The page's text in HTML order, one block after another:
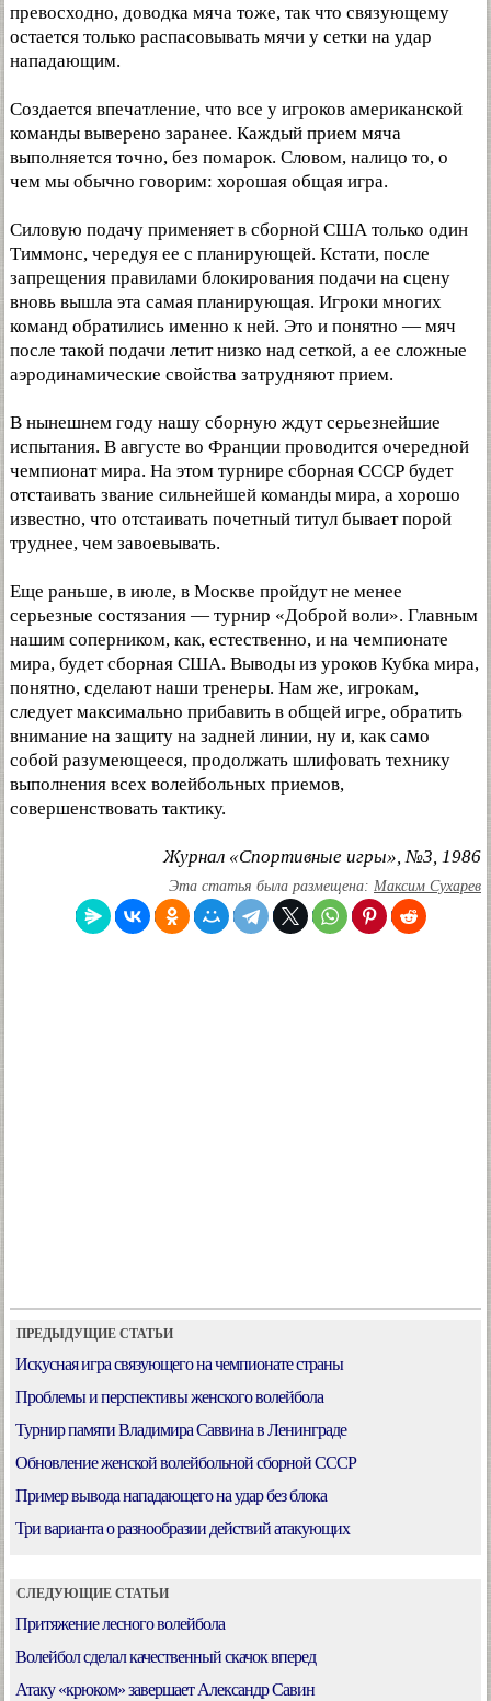
превосходно, доводка мяча тоже, так что связующему
остается только распасовывать мячи у сетки на удар
нападающим.
Создается впечатление, что все у игроков американской
команды выверено заранее. Каждый прием мяча
выполняется точно, без помарок. Словом, налицо то, о
чем мы обычно говорим: хорошая общая игра.
Силовую подачу применяет в сборной США только один
Тиммонс, чередуя ее с планирующей. Кстати, после
запрещения правилами блокирования подачи на сцену
вновь вышла эта самая планирующая. Игроки многих
команд обратились именно к ней. Это и понятно — мяч
после такой подачи летит низко над сеткой, а ее сложные
аэродинамические свойства затрудняют прием.
В нынешнем году нашу сборную ждут серьезнейшие
испытания. В августе во Франции проводится очередной
чемпионат мира. На этом турнире сборная СССР будет
отстаивать звание сильнейшей команды мира, а хорошо
известно, что отстаивать почетный титул бывает порой
труднее, чем завоевывать.
Еще раньше, в июле, в Москве пройдут не менее
серьезные состязания — турнир «Доброй воли». Главным
нашим соперником, как, естественно, и на чемпионате
мира, будет сборная США. Выводы из уроков Кубка мира,
понятно, сделают наши тренеры. Нам же, игрокам,
следует максимально прибавить в общей игре, обратить
внимание на защиту на задней линии, ну и, как само
собой разумеющееся, продолжать шлифовать технику
выполнения всех волейбольных приемов,
совершенствовать тактику.
Журнал «Спортивные игры», №3, 1986
Эта статья была размещена: Максим Сухарев
ПРЕДЫДУЩИЕ СТАТЬИ
Искусная игра связующего на чемпионате страны
Проблемы и перспективы женского волейбола
Турнир памяти Владимира Саввина в Ленинграде
Обновление женской волейбольной сборной СССР
Пример вывода нападающего на удар без блока
Три варианта о разнообразии действий атакующих
СЛЕДУЮЩИЕ СТАТЬИ
Притяжение лесного волейбола
Волейбол сделал качественный скачок вперед
Атаку «крюком» завершает Александр Савин